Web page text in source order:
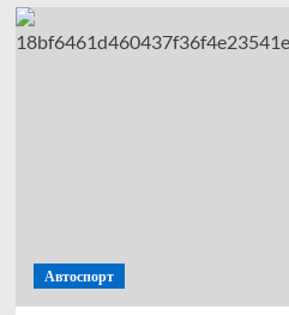
продолжит
Автоспорт